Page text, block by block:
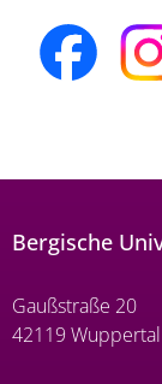
Bergische
Gaußstraße 20
42119 Wuppertal